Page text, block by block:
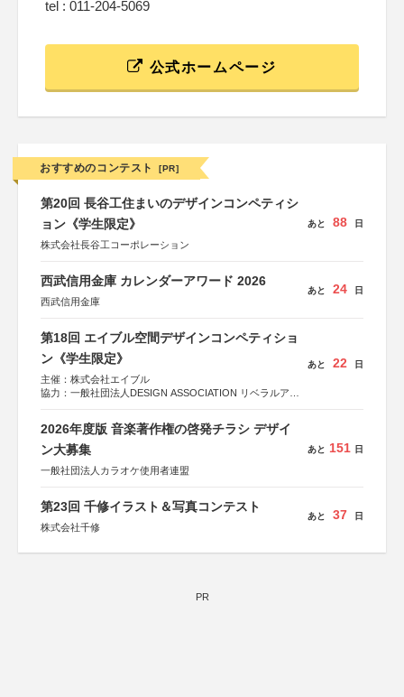
tel : 011-204-5069
公式ホームページ
おすすめのコンテスト [PR]
第20回 長谷工住まいのデザインコンペティシ
ョン《学生限定》
株式会社長谷工コーポレーション
あと 88 日
西武信用金庫 カレンダーアワード 2026
西武信用金庫
あと 24 日
第18回 エイブル空間デザインコンペティショ
ン《学生限定》
主催：株式会社エイブル
協力：一般社団法人DESIGN ASSOCIATION リベラルアー
運営：TOKYO COMPANY株式会社
あと 22 日
2026年度版 音楽著作権の啓発チラシ デザイ
ン大募集
一般社団法人カラオケ使用者連盟
あと 151 日
第23回 千修イラスト＆写真コンテスト
株式会社千修
あと 37 日
PR